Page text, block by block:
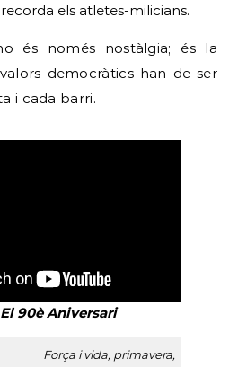
recorda els atletes-milicians.
és només nostàlgia; és la
democràtics han de ser
i cada barri.
El 90è Aniversari
Força i vida, primavera,